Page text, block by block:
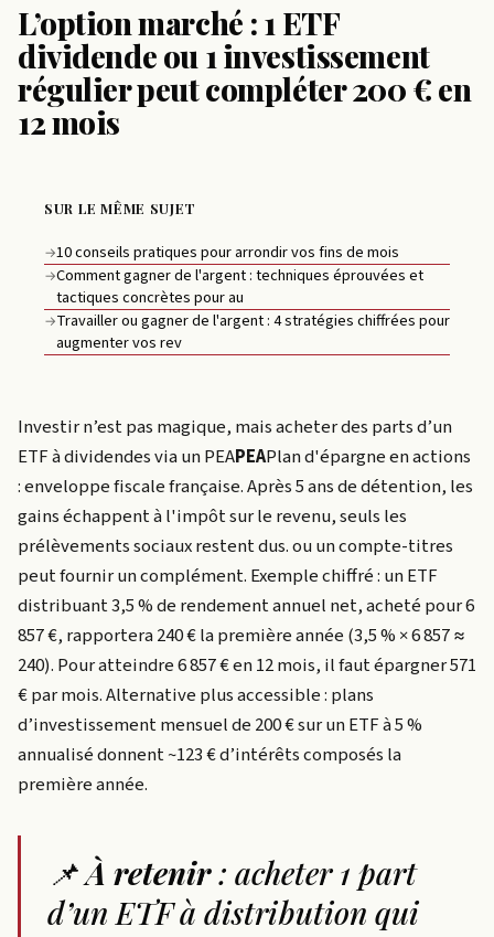
L’option marché : 1 ETF
dividende ou 1 investissement
régulier peut compléter 200 € en
12 mois
SUR LE MÊME SUJET
→10 conseils pratiques pour arrondir vos fins de mois
→Comment gagner de l'argent : techniques éprouvées et
tactiques concrètes pour au
→Travailler ou gagner de l'argent : 4 stratégies chiffrées pour
augmenter vos rev
Investir n’est pas magique, mais acheter des parts d’un
ETF à dividendes via unPEAPEAPlan d'épargne en actions
: enveloppe fiscale française. Après 5 ans de détention, les
gains échappent à l'impôt sur le revenu, seuls les
prélèvements sociaux restent dus.ou un compte-titres
peut fournir un complément. Exemple chiffré : un ETF
distribuant 3,5 % de rendement annuel net, acheté pour 6
857 €, rapportera 240 € la première année (3,5 % × 6 857 ≈
240). Pour atteindre 6 857 € en 12 mois, il faut épargner 571
€ par mois. Alternative plus accessible : plans
d’investissement mensuel de 200 € sur un ETF à 5 %
annualisé donnent ~123 € d’intérêts composés la
première année.
📌À retenir: acheter 1 part
d’un ETF à distribution qui